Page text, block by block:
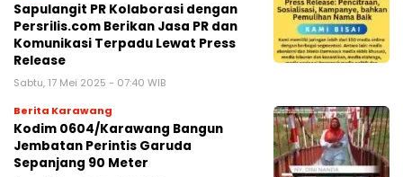
Sapulangit PR Kolaborasi dengan
Persrilis.com Berikan Jasa PR dan
Komunikasi Terpadu Lewat Press
Release
Sabtu, 17 Mei 2025 - 07:40 WIB
Berita Karawang
Kodim 0604/Karawang Bangun
Jembatan Perintis Garuda
Sepanjang 90 Meter